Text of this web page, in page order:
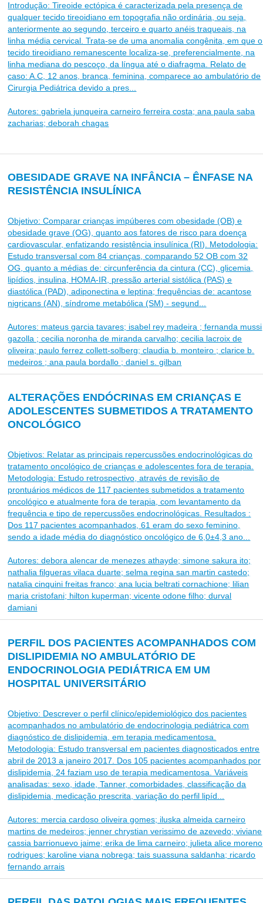
Introdução: Tireoide ectópica é caracterizada pela presença de
qualquer tecido tireoidiano em topografia não ordinária, ou seja,
anteriormente ao segundo, terceiro e quarto anéis traqueais, na
linha média cervical. Trata-se de uma anomalia congênita, em que o
tecido tireoidiano remanescente localiza-se, preferencialmente, na
linha mediana do pescoço, da língua até o diafragma. Relato de
caso: A.C, 12 anos, branca, feminina, comparece ao ambulatório de
Cirurgia Pediátrica devido a pres...
Autores: gabriela junqueira carneiro ferreira costa; ana paula saba
zacharias; deborah chagas
OBESIDADE GRAVE NA INFÂNCIA – ÊNFASE NA
RESISTÊNCIA INSULÍNICA
Objetivo: Comparar crianças impúberes com obesidade (OB) e
obesidade grave (OG), quanto aos fatores de risco para doença
cardiovascular, enfatizando resistência insulínica (RI). Metodologia:
Estudo transversal com 84 crianças, comparando 52 OB com 32
OG, quanto a médias de: circunferência da cintura (CC), glicemia,
lipídios, insulina, HOMA-IR, pressão arterial sistólica (PAS) e
diastólica (PAD), adiponectina e leptina; frequências de: acantose
nigricans (AN), síndrome metabólica (SM) - segund...
Autores: mateus garcia tavares; isabel rey madeira ; fernanda mussi
gazolla ; cecilia noronha de miranda carvalho; cecilia lacroix de
oliveira; paulo ferrez collett-solberg; claudia b. monteiro ; clarice b.
medeiros ; ana paula bordallo ; daniel s. gilban
ALTERAÇÕES ENDÓCRINAS EM CRIANÇAS E
ADOLESCENTES SUBMETIDOS A TRATAMENTO
ONCOLÓGICO
Objetivos: Relatar as principais repercussões endocrinológicas do
tratamento oncológico de crianças e adolescentes fora de terapia.
Metodologia: Estudo retrospectivo, através de revisão de
prontuários médicos de 117 pacientes submetidos a tratamento
oncológico e atualmente fora de terapia, com levantamento da
frequência e tipo de repercussões endocrinológicas. Resultados :
Dos 117 pacientes acompanhados, 61 eram do sexo feminino,
sendo a idade média do diagnóstico oncológico de 6,0±4,3 ano...
Autores: debora alencar de menezes athayde; simone sakura ito;
nathalia filgueras vilaca duarte; selma regina san martin castedo;
natalia cinquini freitas franco; ana lucia beltrati cornachione; lilian
maria cristofani; hilton kuperman; vicente odone filho; durval
damiani
PERFIL DOS PACIENTES ACOMPANHADOS COM
DISLIPIDEMIA NO AMBULATÓRIO DE
ENDOCRINOLOGIA PEDIÁTRICA EM UM
HOSPITAL UNIVERSITÁRIO
Objetivo: Descrever o perfil clínico/epidemiológico dos pacientes
acompanhados no ambulatório de endocrinologia pediátrica com
diagnóstico de dislipidemia, em terapia medicamentosa.
Metodologia: Estudo transversal em pacientes diagnosticados entre
abril de 2013 a janeiro 2017. Dos 105 pacientes acompanhados por
dislipidemia, 24 faziam uso de terapia medicamentosa. Variáveis
analisadas: sexo, idade, Tanner, comorbidades, classificação da
dislipidemia, medicação prescrita, variação do perfil lipíd...
Autores: mercia cardoso oliveira gomes; iluska almeida carneiro
martins de medeiros; jenner chrystian verissimo de azevedo; viviane
cassia barrionuevo jaime; erika de lima carneiro; julieta alice moreno
rodrigues; karoline viana nobrega; tais suassuna saldanha; ricardo
fernando arrais